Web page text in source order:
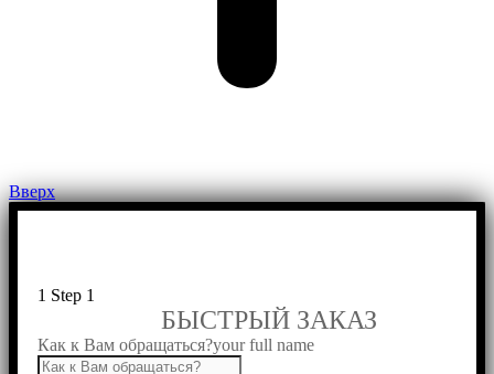
Вверх
1 Step 1
БЫСТРЫЙ ЗАКАЗ
Как к Вам обращаться?your full name